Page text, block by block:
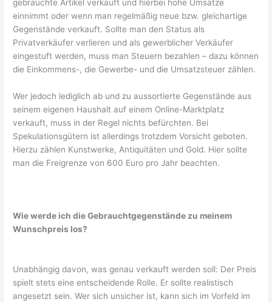
gebrauchte Artikel verkauft und hierbei hohe Umsätze
einnimmt oder wenn man regelmäßig neue bzw. gleichartige
Gegenstände verkauft. Sollte man den Status als
Privatverkäufer verlieren und als gewerblicher Verkäufer
eingestuft werden, muss man Steuern bezahlen – dazu können
die Einkommens-, die Gewerbe- und die Umsatzsteuer zählen.
Wer jedoch lediglich ab und zu aussortierte Gegenstände aus
seinem eigenen Haushalt auf einem Online-Marktplatz
verkauft, muss in der Regel nichts befürchten. Bei
Spekulationsgütern ist allerdings trotzdem Vorsicht geboten.
Hierzu zählen Kunstwerke, Antiquitäten und Gold. Hier sollte
man die Freigrenze von 600 Euro pro Jahr beachten.
Wie werde ich die Gebrauchtgegenstände zu meinem
Wunschpreis los?
Unabhängig davon, was genau verkauft werden soll: Der Preis
spielt stets eine entscheidende Rolle. Er sollte realistisch
angesetzt sein. Wer sich unsicher ist, kann sich im Vorfeld im